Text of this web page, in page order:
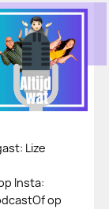
Lize
Insta:
op